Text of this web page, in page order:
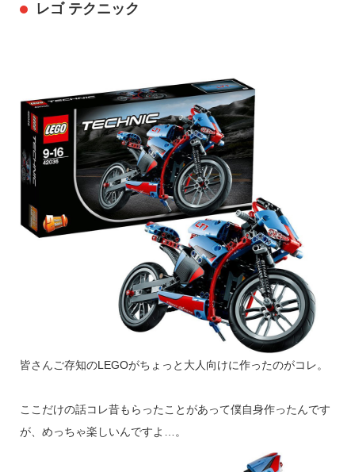
レゴ テクニック
皆さんご存知のLEGOがちょっと大人向けに作ったのがコレ。
ここだけの話コレ昔もらったことがあって僕自身作ったんです
が、めっちゃ楽しいんですよ…。